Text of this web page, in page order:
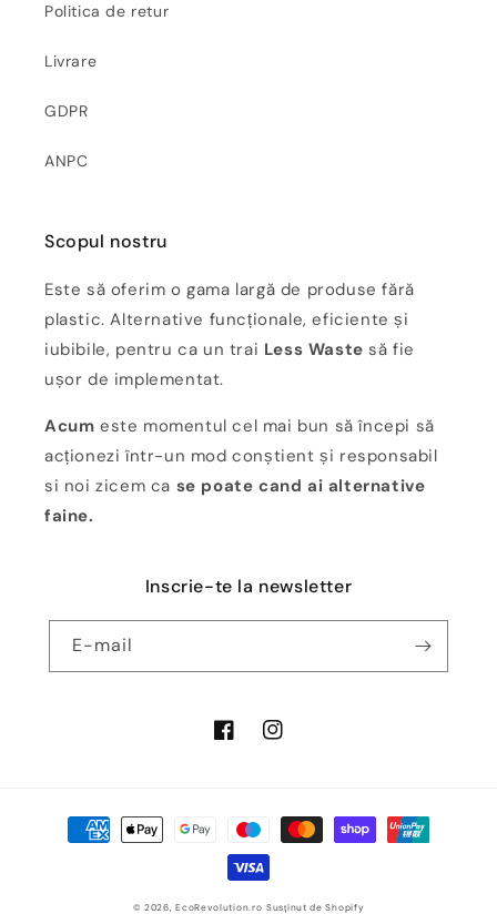
Politica de retur
Livrare
GDPR
ANPC
Scopul nostru
Este să oferim o gama largă de produse fără
plastic. Alternative funcționale, eficiente și
iubibile, pentru ca un trai Less Waste să fie
ușor de implementat.
Acum este momentul cel mai bun să începi să
acționezi într-un mod conștient și responsabil
si noi zicem ca se poate cand ai alternative
faine.
Inscrie-te la newsletter
E-mail
FacebookInstagram
Metode
© 2026,EcoRevolution.ro Susținut de Shopify